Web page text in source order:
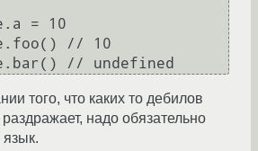
= 10
// 10
того, что каких то дебилов
надо обязательно
язык.